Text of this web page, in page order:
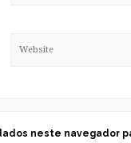
neste navegador